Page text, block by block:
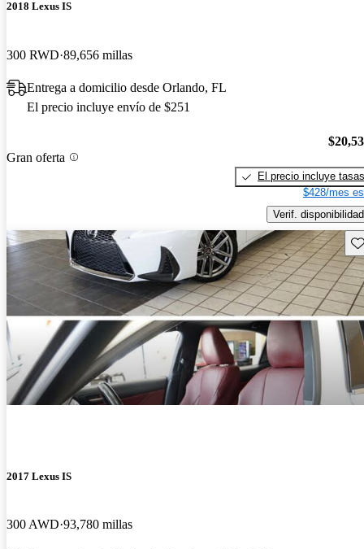
2018 Lexus IS
300 RWD 89,656 millas
Entrega a domicilio desde Orlando, FL
El precio incluye envío de $251
Gran oferta
El precio incluye tasas
$428/mes
Verif. disponibilidad
2017 Lexus IS
300 AWD 93,780 millas